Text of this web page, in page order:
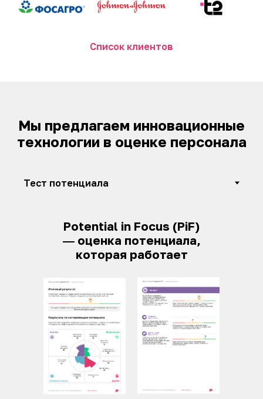
Список клиентов
Мы предлагаем инновационные
технологии в оценке персонала
Potential in Focus (PiF)
― оценка потенциала,
которая работает